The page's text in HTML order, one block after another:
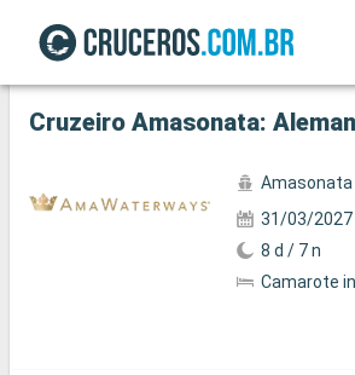
Ver a 5 fotos
Cruzeiro Amasonata:
Amasonata
31/03/2027
8 d / 7 n
Camarote